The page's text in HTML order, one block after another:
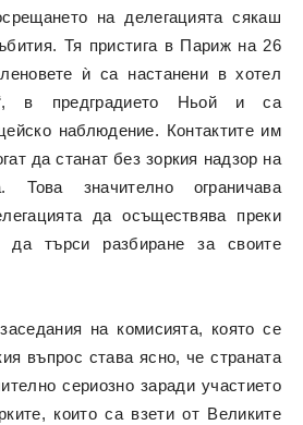
на делегацията сякаш
Тя пристига в Париж на 26
ѝ са настанени в хотел
в предградието Ньой и са
наблюдение. Контактите им
да станат без зоркия надзор на
Това значително ограничава
да осъществява преки
да търси разбиране за своите
на комисията, която се
въпрос става ясно, че страната
сериозно заради участието
които са взети от Великите